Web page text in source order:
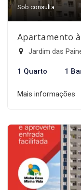
Sob consulta
Apartamento
Jardim das
1 Quarto 1
Mais informações